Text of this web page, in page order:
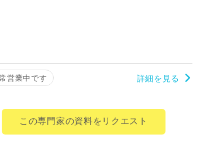
営業中です 詳細を見る
この専門家の資料をリクエスト
が遅くなったり、送付できない場合があります。